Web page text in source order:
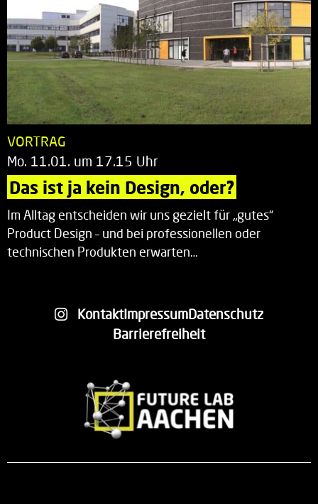
VORTRAG
Mo. 11.01. um 17.15 Uhr
Das ist ja kein Design, oder?
Im Alltag entscheiden wir uns gezielt für „gutes“
Product Design – und bei professionellen oder
technischen Produkten erwarten…
KontaktImpressumDatenschutz
Barrierefreiheit